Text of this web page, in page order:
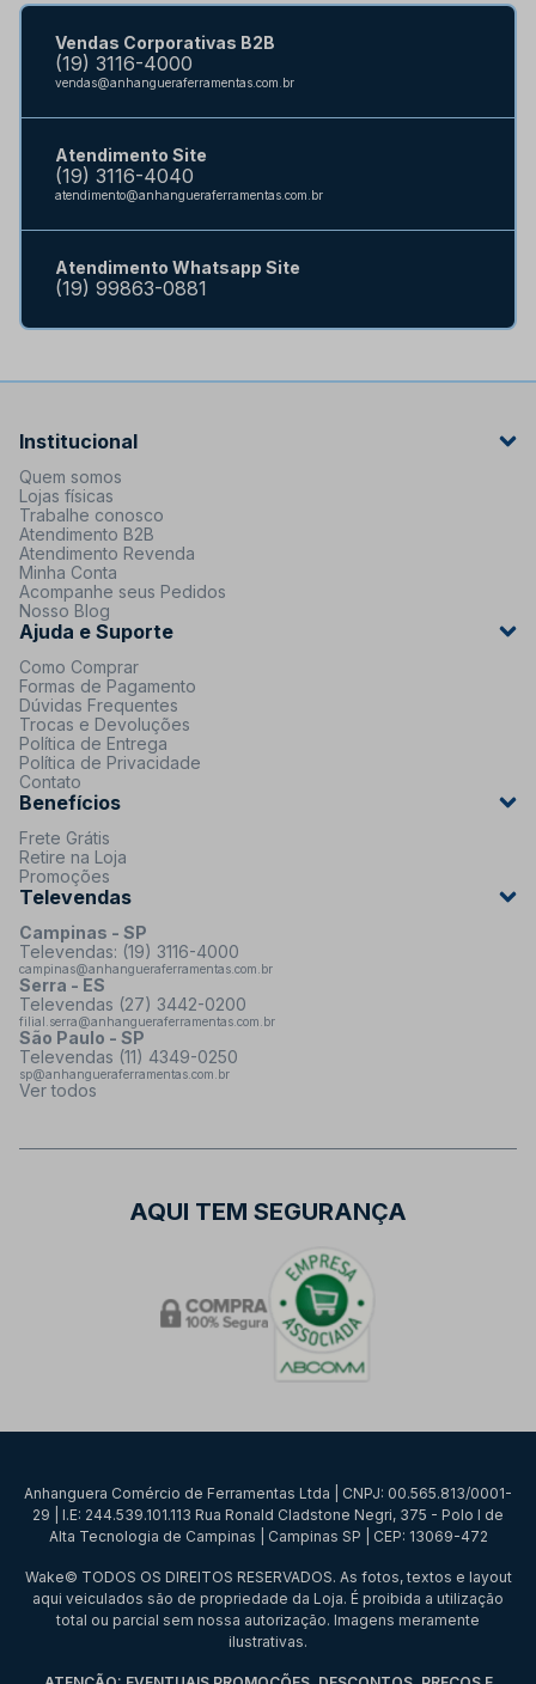
Vendas Corporativas B2B
(19) 3116-4000
vendas@anhangueraferramentas.com.br
Atendimento Site
(19) 3116-4040
atendimento@anhangueraferramentas.com.br
Atendimento Whatsapp Site
(19) 99863-0881
Institucional
Quem somos
Lojas físicas
Trabalhe conosco
Atendimento B2B
Atendimento Revenda
Minha Conta
Acompanhe seus Pedidos
Nosso Blog
Ajuda e Suporte
Como Comprar
Formas de Pagamento
Dúvidas Frequentes
Trocas e Devoluções
Política de Entrega
Política de Privacidade
Contato
Benefícios
Frete Grátis
Retire na Loja
Promoções
Televendas
Campinas - SP
Televendas: (19) 3116-4000
campinas@anhangueraferramentas.com.br
Serra - ES
Televendas (27) 3442-0200
filial.serra@anhangueraferramentas.com.br
São Paulo - SP
Televendas (11) 4349-0250
sp@anhangueraferramentas.com.br
Ver todos
AQUI TEM SEGURANÇA
Anhanguera Comércio de Ferramentas Ltda | CNPJ: 00.565.813/0001-
29 | I.E: 244.539.101.113 Rua Ronald Cladstone Negri, 375 - Polo I de
Alta Tecnologia de Campinas | Campinas SP | CEP: 13069-472
Wake© TODOS OS DIREITOS RESERVADOS. As fotos, textos e layout
aqui veiculados são de propriedade da Loja. É proibida a utilização
total ou parcial sem nossa autorização. Imagens meramente
ilustrativas.